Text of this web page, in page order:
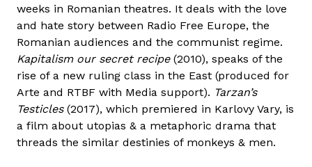
weeks in Romanian theatres. It deals with the love
and hate story between Radio Free Europe, the
Romanian audiences and the communist regime.
Kapitalism our secret recipe(2010), speaks of the
rise of a new ruling class in the East (produced for
Arte and RTBF with Media support). Tarzan’s
Testicles (2017), which premiered in Karlovy Vary, is
a film about utopias & a metaphoric drama that
threads the similar destinies of monkeys & men.